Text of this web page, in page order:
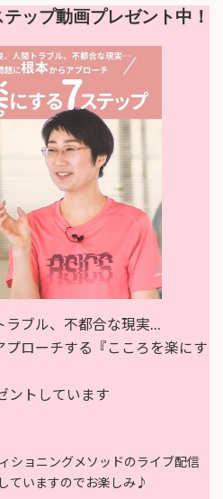
ップ動画プレゼント中！
ラブル、不都合な現実…
プローチする『こころを楽にす
ントしています
ショニングメソッドのライブ配信
ていますのでお楽しみ♪